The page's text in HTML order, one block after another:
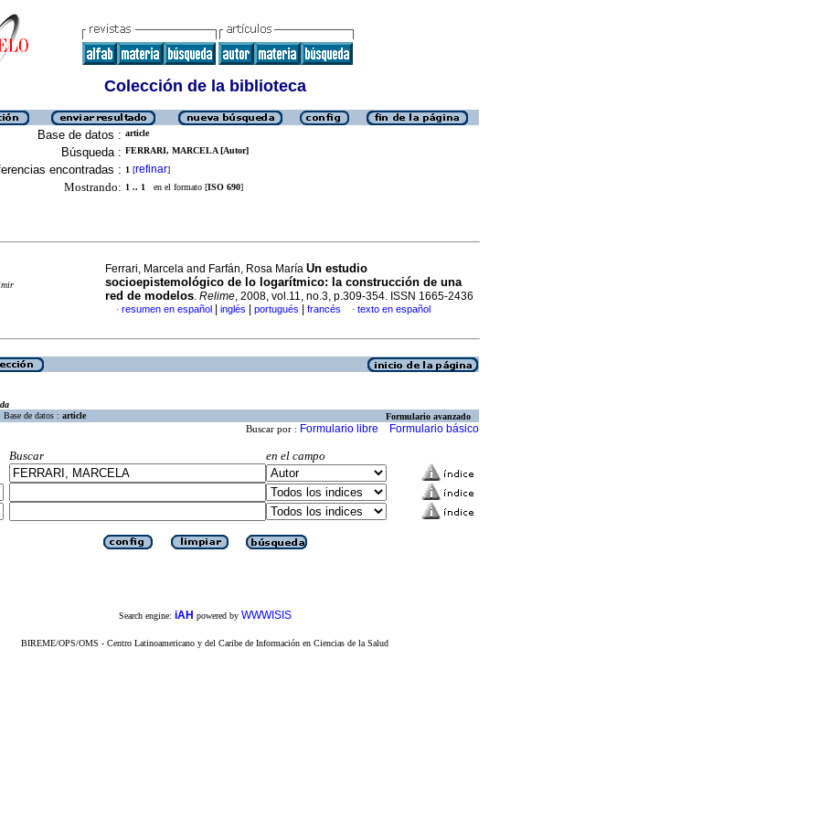
Colección de la biblioteca
Base de datos : article
Búsqueda : FERRARI, MARCELA [Autor]
encontradas : 1 [refinar]
Mostrando: 1 .. 1 en el formato [ISO 690]
Ferrari, Marcela and Farfán, Rosa María Un estudio
socioepistemológico de lo logarítmico: la construcción de una
red de modelos. Relime, 2008, vol.11, no.3, p.309-354. ISSN 1665-2436
· resumen en español inglés portugués francés · texto en español
Base de datos : article Formulario avanzado
Buscar por : Formulario libre Formulario básico
Buscar
en el campo
Search engine: iAH powered by WWWISIS
BIREME/OPS/OMS - Centro Latinoamericano y del Caribe de Información en Ciencias de la Salud